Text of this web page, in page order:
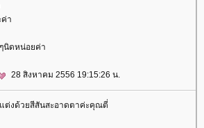
า
นิดหน่อยค่า
28 สิงหาคม 2556 19:15:26 น.
ต่งด้วยสีสันสะอาดตาค่ะคุณตี่